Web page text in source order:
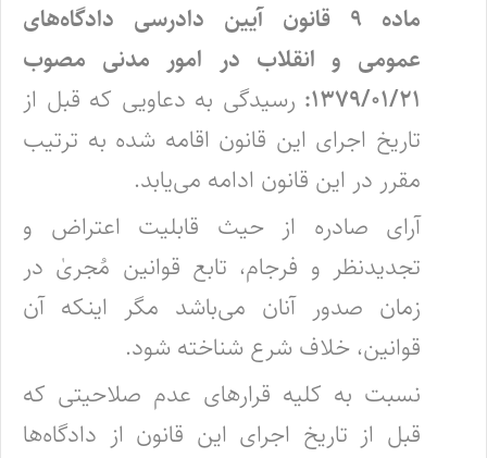
ماده ۹ قانون آیین دادرسی دادگاه‌های
عمومی و انقلاب در امور مدنی مصوب
۱۳۷۹/۰۱/۲۱: رسیدگی به دعاویی که قبل از
تاریخ اجرای این قانون اقامه شده به ترتیب
مقرر در این قانون ادامه می‌یابد.
آرای صادره از حیث قابلیت اعتراض و
تجدیدنظر و فرجام، تابع قوانین مُجریٰ در
زمان صدور آنان می‌باشد مگر اینکه آن
قوانین، خلاف شرع شناخته شود.
نسبت به کلیه قرارهای عدم صلاحیتی که
قبل از تاریخ اجرای این قانون از دادگاه‌ها